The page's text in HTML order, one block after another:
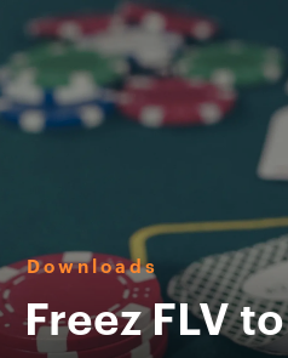
Downloads
Freez FLV